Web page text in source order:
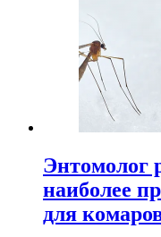
Энтомолог
наиболее
для